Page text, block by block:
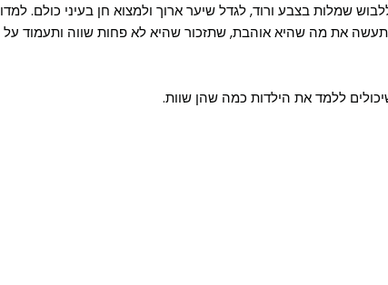
שמלות בצבע ורוד, לגדל שיער ארוך ולמצוא חן בעיני כולם. למדו
את מה שהיא אוהבת, שתזכור שהיא לא פחות שווה ותעמוד על
ללמד את הילדות כמה שהן שוות.